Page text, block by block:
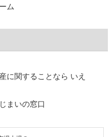
ム
に関することなら いえ
まいの窓口